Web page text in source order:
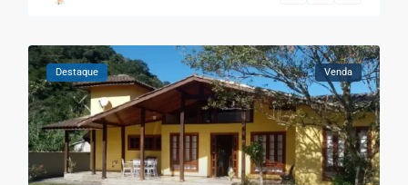
Destaque Venda